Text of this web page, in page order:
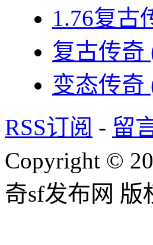
1.76复古
复古传奇
变态传奇
RSS订阅 - 留
Copyright ©
奇sf发布网 版